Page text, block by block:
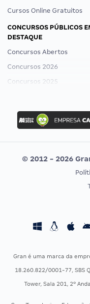
Cursos Online Gratuitos
CONCURSOS PÚBLICOS
DESTAQUE
Concursos Abertos
Concursos 2026
Concursos 2025
Concurso Ibama
Concurso MPU
Editais publicados
CONCURSOS POR
Concursos Fiscais
Concursos Saúde
© 2012 - 2026
Gran é uma marca da
18.260.822/0001-77, SBS
Tower, Sala 201, 2º